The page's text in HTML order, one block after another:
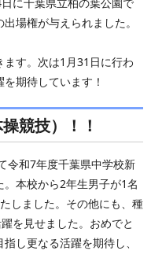
場権が与えられました。
す。次は1月31日に行わ
期待しています！
競技）！！
令和7年度千葉県中学校新
本校から2年生男子が1名
しました。その他にも、種
を見せました。おめでと
し更なる活躍を期待し、